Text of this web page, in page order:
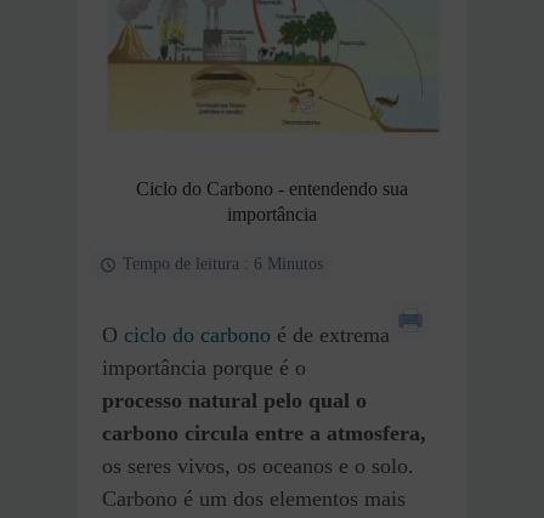
Ciclo do Carbono - entendendo sua
importância
Tempo de leitura : 6 Minutos
O ciclo do carbono é de extrema
importância porque é o
processo natural pelo qual o
carbono circula entre a atmosfera,
os seres vivos, os oceanos e o solo.
Carbono é um dos elementos mais